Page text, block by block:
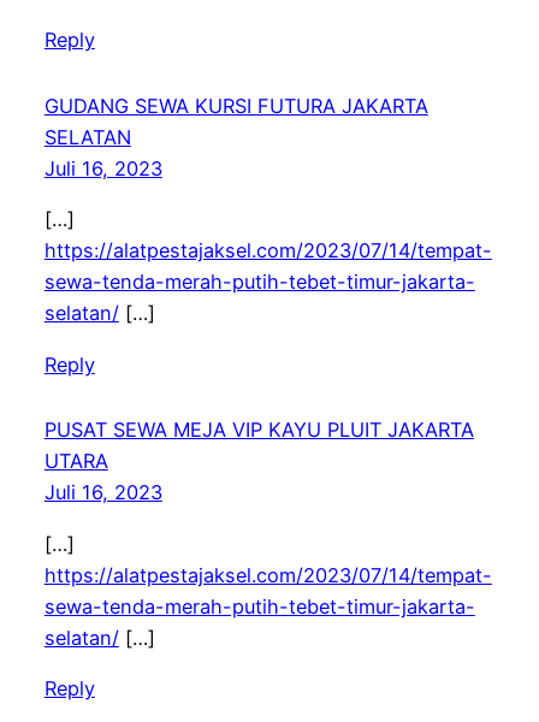
Reply
GUDANG SEWA KURSI FUTURA JAKARTA
SELATAN
Juli 16, 2023
[…]
https://alatpestajaksel.com/2023/07/14/tempat-
sewa-tenda-merah-putih-tebet-timur-jakarta-
selatan/[…]
Reply
PUSAT SEWA MEJA VIP KAYU PLUIT JAKARTA
UTARA
Juli 16, 2023
[…]
https://alatpestajaksel.com/2023/07/14/tempat-
sewa-tenda-merah-putih-tebet-timur-jakarta-
selatan/[…]
Reply